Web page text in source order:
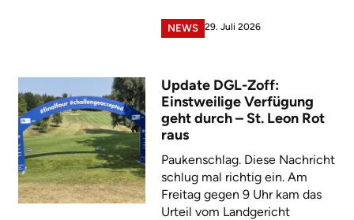
NEWS 29. Juli 2026
Update DGL-Zoff:
Einstweilige Verfügung
geht durch – St. Leon Rot
raus
Paukenschlag. Diese Nachricht
schlug mal richtig ein. Am
Freitag gegen 9 Uhr kam das
Urteil vom Landgericht